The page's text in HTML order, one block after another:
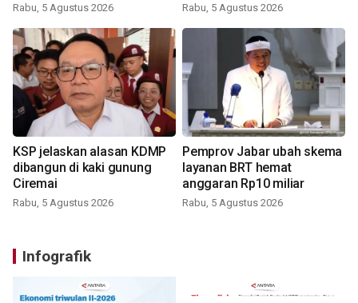
Rabu, 5 Agustus 2026 Rabu, 5 Agustus 2026
KSP jelaskan alasan KDMP
dibangun di kaki gunung
Ciremai
Rabu, 5 Agustus 2026
Pemprov Jabar ubah skema
layanan BRT hemat
anggaran Rp10 miliar
Rabu, 5 Agustus 2026
Infografik